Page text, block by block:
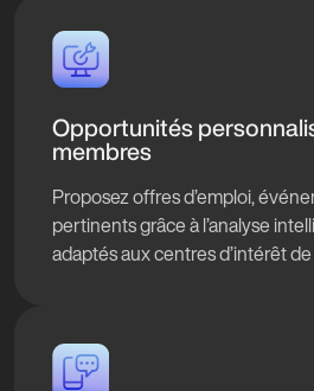
Opportunités
membres
Proposez offres d’emploi,
pertinents grâce à l’analyse
adaptés aux centres d’intérêt